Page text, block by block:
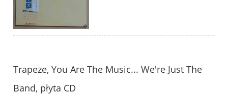
Trapeze, You Are The Music... We're Just The
Band, płyta CD